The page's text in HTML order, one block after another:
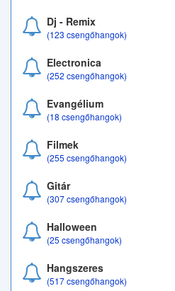
Dj - Remix
(123 csengőhangok)
Electronica
(252 csengőhangok)
Evangélium
(18 csengőhangok)
Filmek
(255 csengőhangok)
Gitár
(307 csengőhangok)
Halloween
(25 csengőhangok)
Hangszeres
(517 csengőhangok)